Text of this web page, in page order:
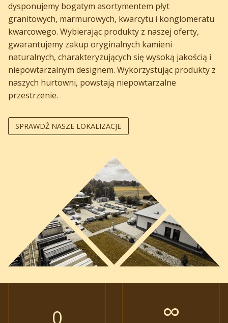
dysponujemy bogatym asortymentem płyt
granitowych, marmurowych, kwarcytu i konglomeratu
kwarcowego. Wybierając produkty z naszej oferty,
gwarantujemy zakup oryginalnych kamieni
naturalnych, charakteryzujących się wysoką jakością i
niepowtarzalnym designem. Wykorzystując produkty z
naszych hurtowni, powstają niepowtarzalne
przestrzenie.
SPRAWDŹ NASZE LOKALIZACJE
0 ∞